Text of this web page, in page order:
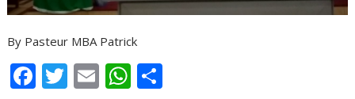
By Pasteur MBA Patrick
F T E W